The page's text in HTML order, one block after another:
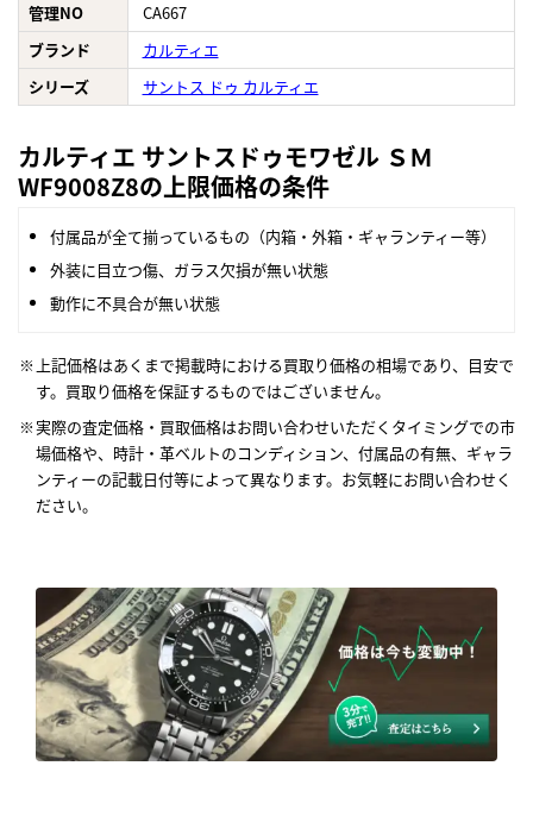
管理NO
CA667
ブランド
カルティエ
シリーズ
サントス ドゥ カルティエ
カルティエ サントスドゥモワゼル ＳＭ
WF9008Z8の上限価格の条件
付属品が全て揃っているもの（内箱・外箱・ギャランティー等）
外装に目立つ傷、ガラス欠損が無い状態
動作に不具合が無い状態
上記価格はあくまで掲載時における買取り価格の相場であり、目安で
す。買取り価格を保証するものではございません。
実際の査定価格・買取価格はお問い合わせいただくタイミングでの市
場価格や、時計・革ベルトのコンディション、付属品の有無、ギャラ
ンティーの記載日付等によって異なります。お気軽にお問い合わせく
ださい。